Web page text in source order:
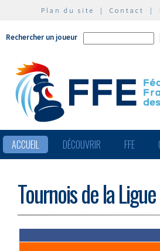
Plan du site | Contact |
Rechercher un joueur
ACCUEIL DÉCOUVRIR FFE
Tournois de la